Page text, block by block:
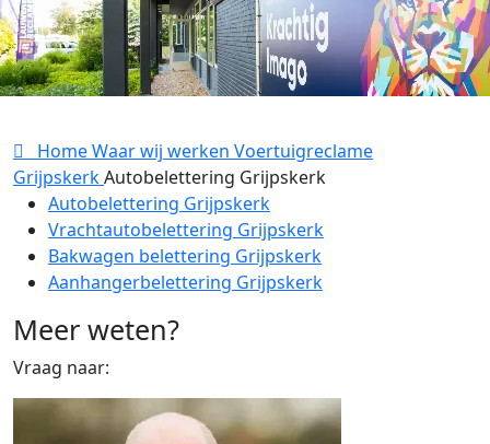
HomeWaar wij werken Voertuigreclame
GrijpskerkAutobelettering Grijpskerk
Autobelettering Grijpskerk
Vrachtautobelettering Grijpskerk
Bakwagen belettering Grijpskerk
Aanhangerbelettering Grijpskerk
Meer weten?
Vraag naar: